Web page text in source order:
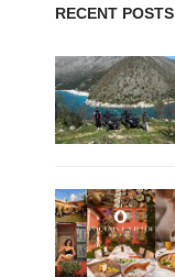
RECENT POSTS